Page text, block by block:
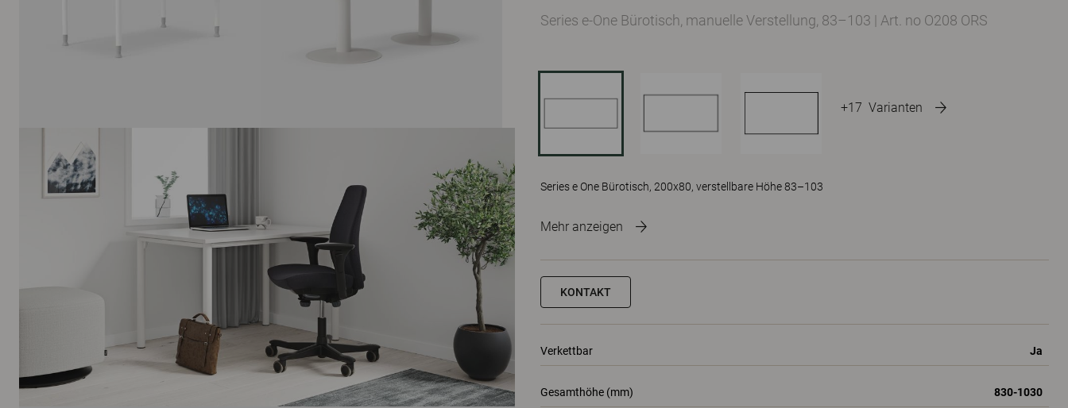
+17 Varianten
Series e-One Bürotisch, manuelle Verstellung, 83–103 | Art. no O208 ORS
Series e One Bürotisch, 200x80, verstellbare Höhe 83–103
Mehr anzeigen
KONTAKT
Verkettbar Ja
Gesamthöhe (mm) 830-1030